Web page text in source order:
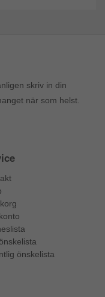
skriv in din
när som helst.
önskelista